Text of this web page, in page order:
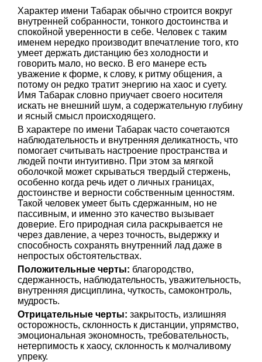
Характер имени Табарак обычно строится вокруг
внутренней собранности, тонкого достоинства и
спокойной уверенности в себе. Человек с таким
именем нередко производит впечатление того, кто
умеет держать дистанцию без холодности и
говорить мало, но веско. В его манере есть
уважение к форме, к слову, к ритму общения, а
потому он редко тратит энергию на хаос и суету.
Имя Табарак словно приучает своего носителя
искать не внешний шум, а содержательную глубину
и ясный смысл происходящего.
В характере по имени Табарак часто сочетаются
наблюдательность и внутренняя деликатность, что
помогает считывать настроение пространства и
людей почти интуитивно. При этом за мягкой
оболочкой может скрываться твердый стержень,
особенно когда речь идет о личных границах,
достоинстве и верности собственным ценностям.
Такой человек умеет быть сдержанным, но не
пассивным, и именно это качество вызывает
доверие. Его природная сила раскрывается не
через давление, а через точность, выдержку и
способность сохранять внутренний лад даже в
непростых обстоятельствах.
Положительные черты: благородство,
сдержанность, наблюдательность, уважительность,
внутренняя дисциплина, чуткость, самоконтроль,
мудрость.
Отрицательные черты: закрытость, излишняя
осторожность, склонность к дистанции, упрямство,
эмоциональная экономность, требовательность,
нетерпимость к хаосу, склонность к молчаливому
упреку.